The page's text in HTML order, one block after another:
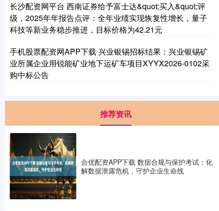
长沙配资网平台 西南证券给予富士达&quot;买入&quot;评
级，2025年年报告点评：全年业绩实现恢复性增长，量子
科技等新业务稳步推进，目标价格为42.21元
手机股票配资网APP下载 兴业银锡招标结果：兴业银锡矿
业所属企业用锐能矿业地下运矿车项目XYYX2026-0102采
购中标公告
推荐资讯
合优配资APP下载 数据合规与保护考试：化
解数据泄露危机，守护企业生命线